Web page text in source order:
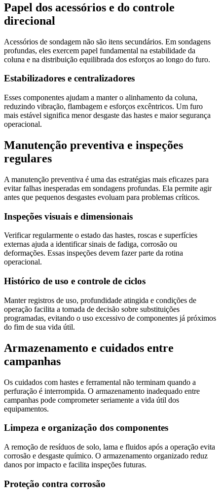
Papel dos acessórios e do controle
direcional
Acessórios de sondagem não são itens secundários. Em sondagens
profundas, eles exercem papel fundamental na estabilidade da
coluna e na distribuição equilibrada dos esforços ao longo do furo.
Estabilizadores e centralizadores
Esses componentes ajudam a manter o alinhamento da coluna,
reduzindo vibração, flambagem e esforços excêntricos. Um furo
mais estável significa menor desgaste das hastes e maior segurança
operacional.
Manutenção preventiva e inspeções
regulares
A manutenção preventiva é uma das estratégias mais eficazes para
evitar falhas inesperadas em sondagens profundas. Ela permite agir
antes que pequenos desgastes evoluam para problemas críticos.
Inspeções visuais e dimensionais
Verificar regularmente o estado das hastes, roscas e superfícies
externas ajuda a identificar sinais de fadiga, corrosão ou
deformações. Essas inspeções devem fazer parte da rotina
operacional.
Histórico de uso e controle de ciclos
Manter registros de uso, profundidade atingida e condições de
operação facilita a tomada de decisão sobre substituições
programadas, evitando o uso excessivo de componentes já próximos
do fim de sua vida útil.
Armazenamento e cuidados entre
campanhas
Os cuidados com hastes e ferramental não terminam quando a
perfuração é interrompida. O armazenamento inadequado entre
campanhas pode comprometer seriamente a vida útil dos
equipamentos.
Limpeza e organização dos componentes
A remoção de resíduos de solo, lama e fluidos após a operação evita
corrosão e desgaste químico. O armazenamento organizado reduz
danos por impacto e facilita inspeções futuras.
Proteção contra corrosão